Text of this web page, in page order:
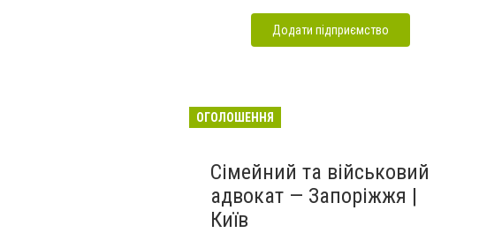
Додати підприємство
ОГОЛОШЕННЯ
Сімейний та військовий
адвокат — Запоріжжя |
Київ